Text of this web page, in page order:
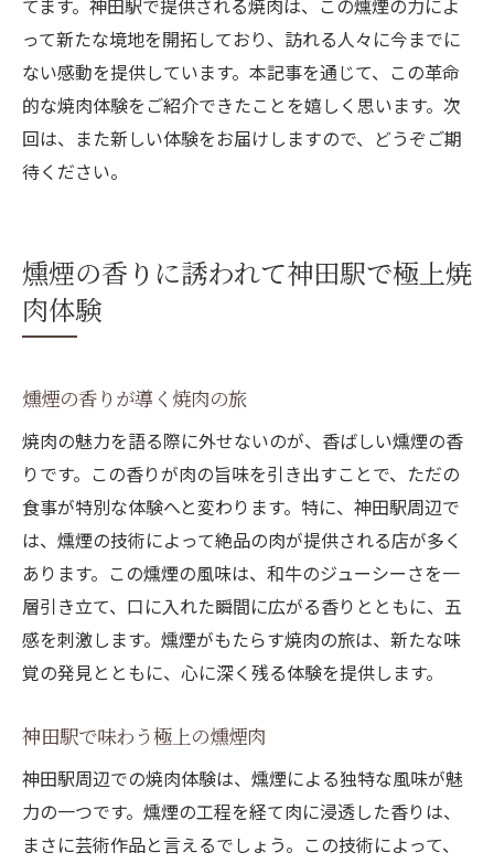
てます。神田駅で提供される焼肉は、この燻煙の力によ
って新たな境地を開拓しており、訪れる人々に今までに
ない感動を提供しています。本記事を通じて、この革命
的な焼肉体験をご紹介できたことを嬉しく思います。次
回は、また新しい体験をお届けしますので、どうぞご期
待ください。
燻煙の香りに誘われて神田駅で極上焼
肉体験
燻煙の香りが導く焼肉の旅
焼肉の魅力を語る際に外せないのが、香ばしい燻煙の香
りです。この香りが肉の旨味を引き出すことで、ただの
食事が特別な体験へと変わります。特に、神田駅周辺で
は、燻煙の技術によって絶品の肉が提供される店が多く
あります。この燻煙の風味は、和牛のジューシーさを一
層引き立て、口に入れた瞬間に広がる香りとともに、五
感を刺激します。燻煙がもたらす焼肉の旅は、新たな味
覚の発見とともに、心に深く残る体験を提供します。
神田駅で味わう極上の燻煙肉
神田駅周辺での焼肉体験は、燻煙による独特な風味が魅
力の一つです。燻煙の工程を経て肉に浸透した香りは、
まさに芸術作品と言えるでしょう。この技術によって、